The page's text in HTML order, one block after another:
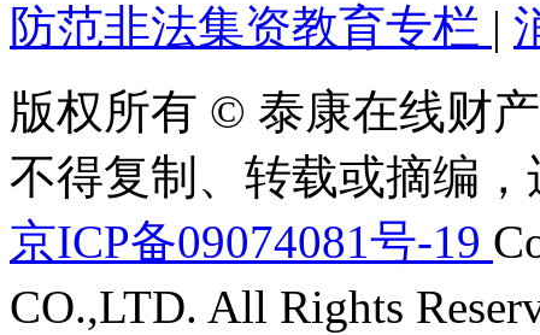
防范非法集资教育专栏 |
版权所有 © 泰康在线财
不得复制、转载或摘编
京ICP备09074081号-19
CO.,LTD. All Rights